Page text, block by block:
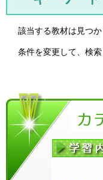
該当する教材は見つか
条件を変更して、検索